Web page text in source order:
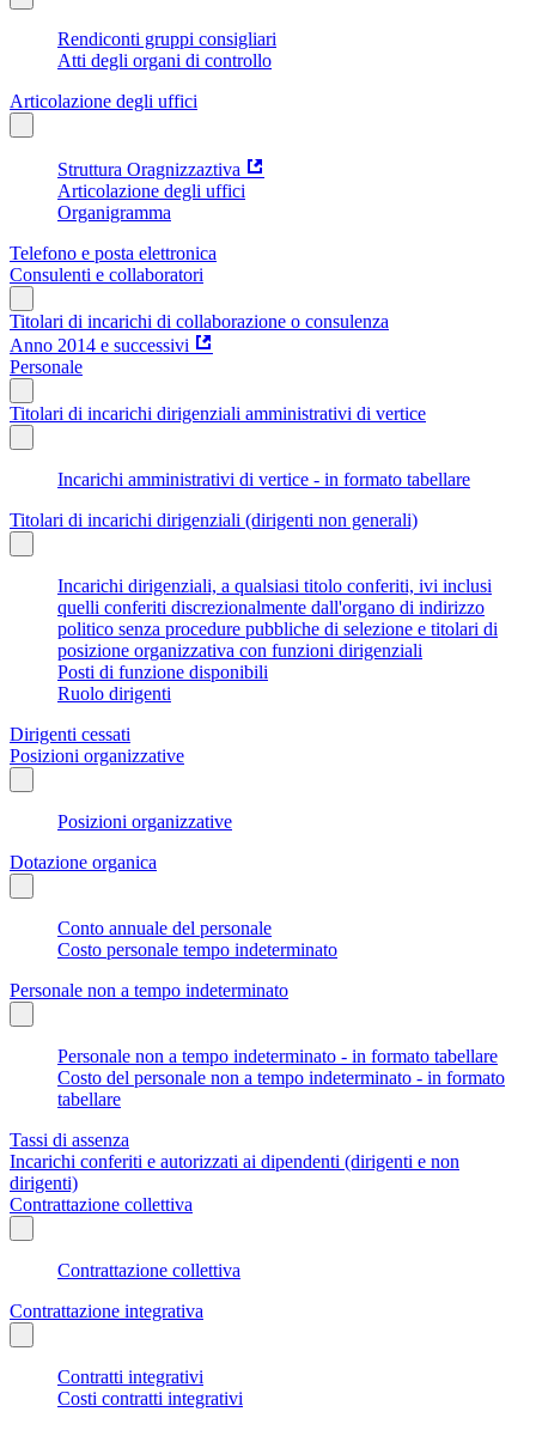
Rendiconti gruppi consigliari
Atti degli organi di controllo
Articolazione degli uffici
Struttura Oragnizzaztiva
Articolazione degli uffici
Organigramma
Telefono e posta elettronica
Consulenti e collaboratori
Titolari di incarichi di collaborazione o consulenza
Anno 2014 e successivi
Personale
Titolari di incarichi dirigenziali amministrativi di vertice
Incarichi amministrativi di vertice - in formato tabellare
Titolari di incarichi dirigenziali (dirigenti non generali)
Incarichi dirigenziali, a qualsiasi titolo conferiti, ivi inclusi
quelli conferiti discrezionalmente dall'organo di indirizzo
politico senza procedure pubbliche di selezione e titolari di
posizione organizzativa con funzioni dirigenziali
Posti di funzione disponibili
Ruolo dirigenti
Dirigenti cessati
Posizioni organizzative
Posizioni organizzative
Dotazione organica
Conto annuale del personale
Costo personale tempo indeterminato
Personale non a tempo indeterminato
Personale non a tempo indeterminato - in formato tabellare
Costo del personale non a tempo indeterminato - in formato
tabellare
Tassi di assenza
Incarichi conferiti e autorizzati ai dipendenti (dirigenti e non
dirigenti)
Contrattazione collettiva
Contrattazione collettiva
Contrattazione integrativa
Contratti integrativi
Costi contratti integrativi